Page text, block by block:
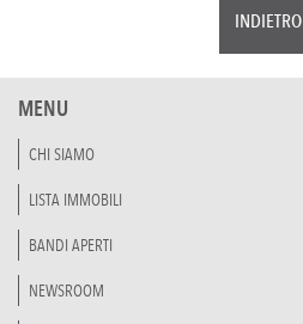
INDIETRO
MENU
CHI SIAMO
LISTA IMMOBILI
BANDI APERTI
NEWSROOM